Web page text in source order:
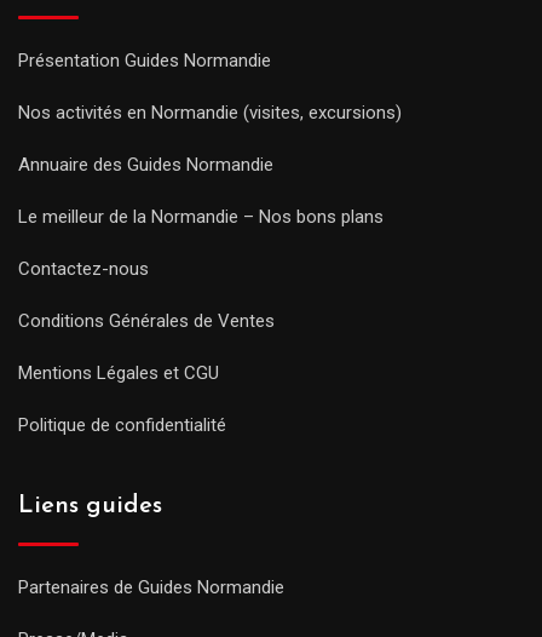
Présentation Guides Normandie
Nos activités en Normandie (visites, excursions)
Annuaire des Guides Normandie
Le meilleur de la Normandie – Nos bons plans
Contactez-nous
Conditions Générales de Ventes
Mentions Légales et CGU
Politique de confidentialité
Liens guides
Partenaires de Guides Normandie